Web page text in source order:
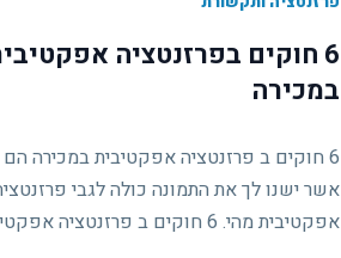
6 חוקים בפרזנטציה
במכירה
אשר ישנו לך את התמונה כולה לגבי
אפקטיבית מהי. 6 חוקים ב פרזנטציה אפקטיבית...